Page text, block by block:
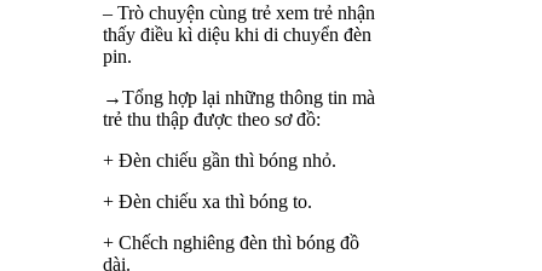
– Trò chuyện cùng trẻ xem trẻ nhận
thấy điều kì diệu khi di chuyển đèn
pin.
→Tổng hợp lại những thông tin mà
trẻ thu thập được theo sơ đồ:
+ Đèn chiếu gần thì bóng nhỏ.
+ Đèn chiếu xa thì bóng to.
+ Chếch nghiêng đèn thì bóng đồ
dài.